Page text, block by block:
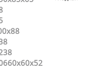
60х60х52